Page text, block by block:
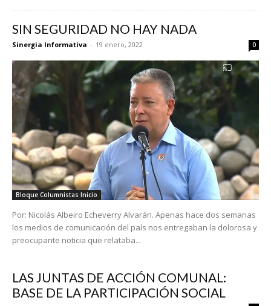
SIN SEGURIDAD NO HAY NADA
Sinergia Informativa - 19 enero, 2022 0
Bloque Columnistas Inicio
Por: Nicolás Albeiro Echeverry Alvarán. Apenas hace dos semanas
los medios de comunicación del país nos entregaban la dolorosa y
preocupante noticia que relataba...
LAS JUNTAS DE ACCIÓN COMUNAL:
BASE DE LA PARTICIPACIÓN SOCIAL